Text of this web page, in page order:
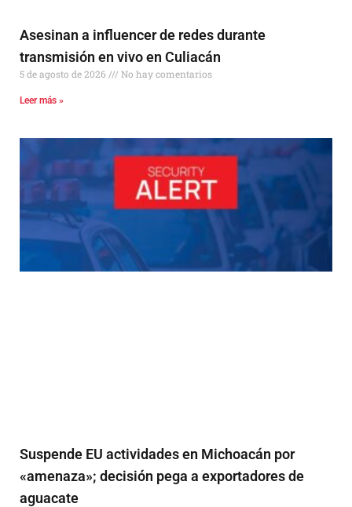
Asesinan a influencer de redes durante
transmisión en vivo en Culiacán
5 de agosto de 2026 No hay comentarios
Leer más »
Suspende EU actividades en Michoacán por
«amenaza»; decisión pega a exportadores de
aguacate